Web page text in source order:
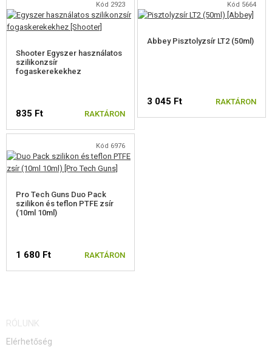
Kód 2923
Shooter Egyszer használatos
szilikonzsír
fogaskerekekhez
835 Ft RAKTÁRON
Kód 5664
Abbey Pisztolyzsír LT2 (50ml)
3 045 Ft RAKTÁRON
Kód 6976
Pro Tech Guns Duo Pack
szilikon és teflon PTFE zsír
(10ml 10ml)
1 680 Ft RAKTÁRON
RÓLUNK
Elérhetőség